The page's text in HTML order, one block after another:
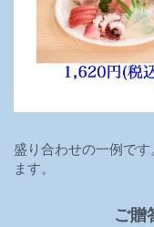
盛り合わせの一例で
ます。
ご贈